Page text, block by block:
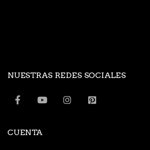
NUESTRAS REDES SOCIALES
CUENTA